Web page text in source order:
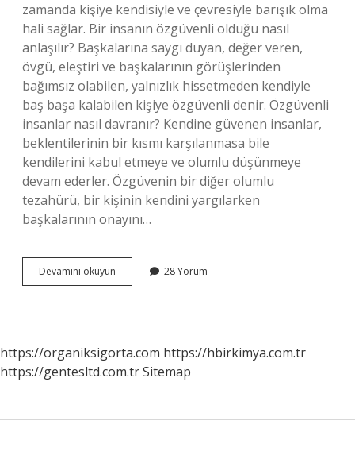
zamanda kişiye kendisiyle ve çevresiyle barışık olma
hali sağlar. Bir insanın özgüvenli olduğu nasıl
anlaşılır? Başkalarına saygı duyan, değer veren,
övgü, eleştiri ve başkalarının görüşlerinden
bağımsız olabilen, yalnızlık hissetmeden kendiyle
baş başa kalabilen kişiye özgüvenli denir. Özgüvenli
insanlar nasıl davranır? Kendine güvenen insanlar,
beklentilerinin bir kısmı karşılanmasa bile
kendilerini kabul etmeye ve olumlu düşünmeye
devam ederler. Özgüvenin bir diğer olumlu
tezahürü, bir kişinin kendini yargılarken
başkalarının onayını…
Devamını okuyun
Özgüven
28 Yorum
https://organiksigorta.com https://hbirkimya.com.tr
https://gentesltd.com.trSitemap